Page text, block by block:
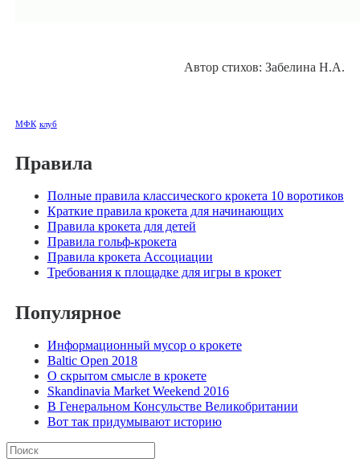
Автор стихов: Забелина Н.А.
МФК клуб
Правила
Полные правила классического крокета 10 воротиков
Краткие правила крокета для начинающих
Правила крокета для детей
Правила гольф-крокета
Правила крокета Ассоциации
Требования к площадке для игры в крокет
Популярное
Информационный мусор о крокете
Baltic Open 2018
О скрытом смысле в крокете
Skandinavia Market Weekend 2016
В Генеральном Консульстве Великобритании
Вот так придумывают историю